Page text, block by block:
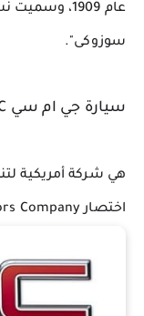
سوزوكى".
سيارة جي ام سي GMC
اختصار General Motors Company .